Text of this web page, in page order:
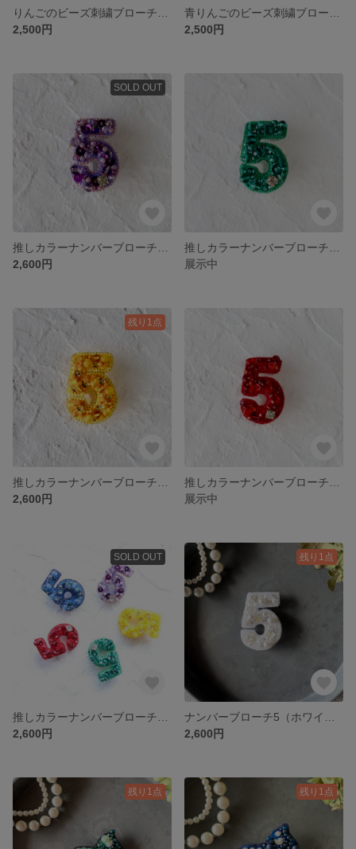
2,500円
2,500円
SOLD OUT
2,600円
展示中
残り1点
2,600円
展示中
SOLD OUT
2,600円
残り1点
2,600円
残り1点 残り1点